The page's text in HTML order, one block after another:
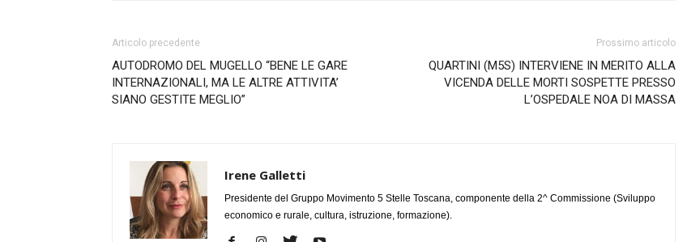
Articolo precedente
AUTODROMO DEL MUGELLO “BENE LE GARE
INTERNAZIONALI, MA LE ALTRE ATTIVITA’
SIANO GESTITE MEGLIO”
Prossimo articolo
QUARTINI (M5S) INTERVIENE IN MERITO ALLA
VICENDA DELLE MORTI SOSPETTE PRESSO
L’OSPEDALE NOA DI MASSA
Irene Galletti
Presidente del Gruppo Movimento 5 Stelle Toscana, componente della 2^ Commissione (Sviluppo
economico e rurale, cultura, istruzione, formazione).